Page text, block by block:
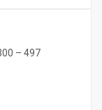
– 497